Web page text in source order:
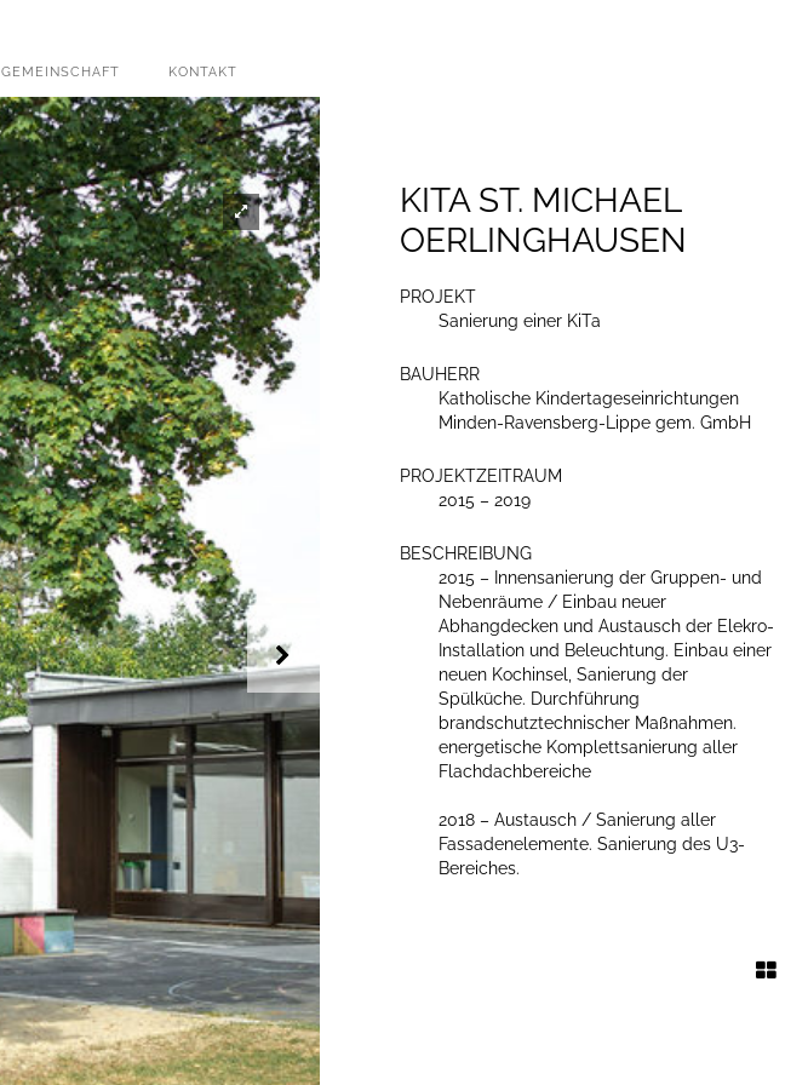
GEMEINSCHAFT KONTAKT
KITA ST. MICHAEL
OERLINGHAUSEN
PROJEKT
Sanierung einer KiTa
BAUHERR
Katholische Kindertageseinrichtungen
Minden-Ravensberg-Lippe gem. GmbH
PROJEKTZEITRAUM
2015 – 2019
BESCHREIBUNG
2015 – Innensanierung der Gruppen- und
Nebenräume / Einbau neuer
Abhangdecken und Austausch der Elekro-
Installation und Beleuchtung. Einbau einer
neuen Kochinsel, Sanierung der
Spülküche. Durchführung
brandschutztechnischer Maßnahmen.
energetische Komplettsanierung aller
Flachdachbereiche
2018 – Austausch / Sanierung aller
Fassadenelemente. Sanierung des U3-
Bereiches.